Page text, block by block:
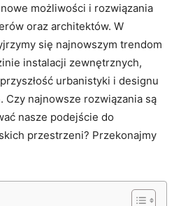
możliwości i⁢ rozwiązania
⁤oraz architektów. W
się najnowszym trendom
instalacji zewnętrznych,
urbanistyki‌ i ⁣designu
najnowsze rozwiązania są
nasze podejście do
‌przestrzeni? ‌Przekonajmy⁣